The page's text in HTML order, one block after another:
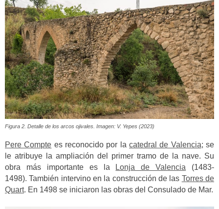
Figura 2. Detalle de los arcos ojivales. Imagen: V. Yepes (2023)
Pere Compte es reconocido por lacatedral de Valencia; se
le atribuye la ampliación del primer tramo de la nave. Su
obra más importante es la
Lonja de Valencia (1483-
1498). También intervino en la construcción de las Torres de
Quart. En 1498 se iniciaron las obras del Consulado de Mar.